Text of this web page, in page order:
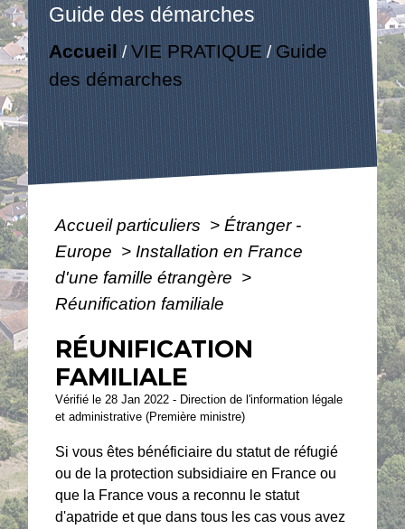
Guide des démarches
Accueil /VIE PRATIQUE / Guide
des démarches
Accueil particuliers > Étranger -
Europe > Installation en France
d'une famille étrangère >
Réunification familiale
RÉUNIFICATION
FAMILIALE
Vérifié le 28 Jan 2022 - Direction de l'information légale
et administrative (Première ministre)
Si vous êtes bénéficiaire du statut de réfugié
ou de la protection subsidiaire en France ou
que la France vous a reconnu le statut
d'apatride et que dans tous les cas vous avez